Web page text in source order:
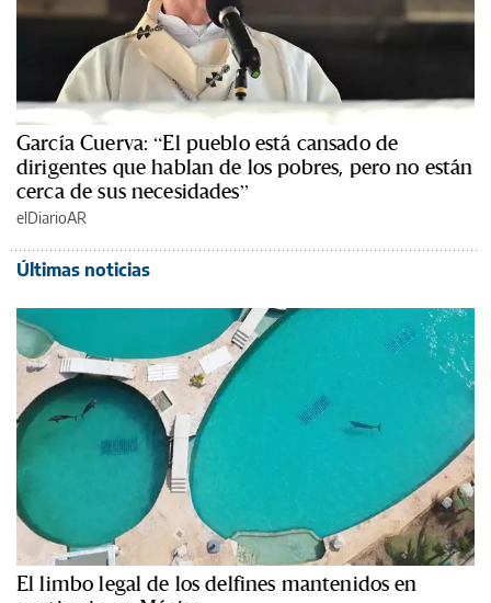
García Cuerva: “El pueblo está cansado de
dirigentes que hablan de los pobres, pero no están
cerca de sus necesidades”
elDiarioAR
Últimas noticias
El limbo legal de los delfines mantenidos en